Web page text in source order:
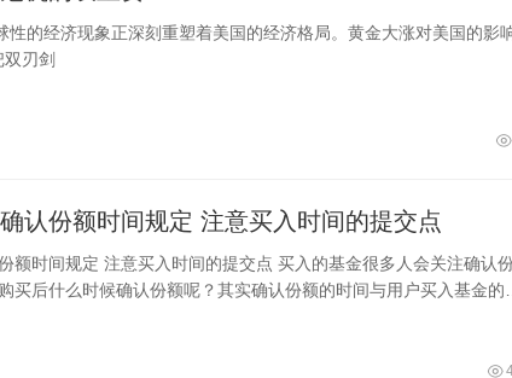
的经济现象正深刻重塑着美国的经济格局。黄金大涨对美国的影
刃剑
基金购买后确认份额时间规定 注意买入时间的提交点
点 买入的基金很多人会关注确认份额
买后什么时候确认份额呢？其实确认份额的时间与用户买入基金的时